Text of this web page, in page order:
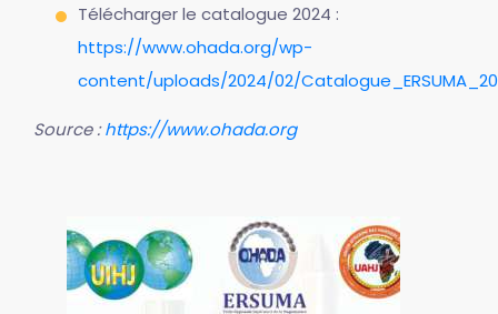
Télécharger le catalogue 2024 :
https://www.ohada.org/wp-
content/uploads/2024/02/
Source :https://www.ohada.org